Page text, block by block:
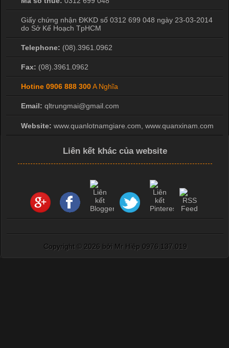
Giấy chứng nhận ĐKKD số 0312 699 048 ngày 23-03-2014
do Sở Kế Hoạch TpHCM
Telephone: (08).3961.0962
Fax: (08).3961.0962
Hotine 0906 888 300A Nghĩa
Email: qltrungmai@gmail.com
Website: www.quanlotnamgiare.com, www.quanxinam.com
Liên kết khác của website
Copyright © 2026 bởi Mr Hiệp 0976.137.019